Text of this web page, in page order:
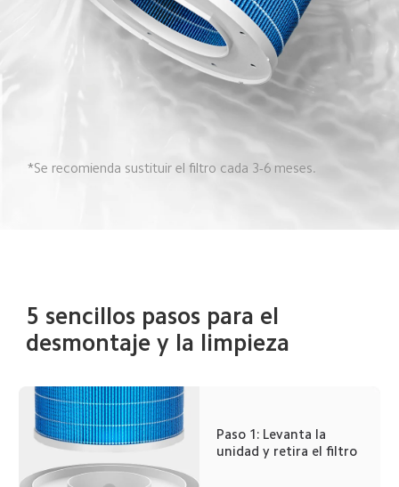
*Se recomienda sustituir el filtro cada 3-6 meses.
5 sencillos pasos para el
desmontaje y la limpieza
Paso 1: Levanta la
unidad y retira el filtro